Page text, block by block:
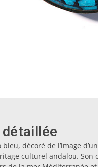
bleu, décoré de l’image
culturel andalou. Son